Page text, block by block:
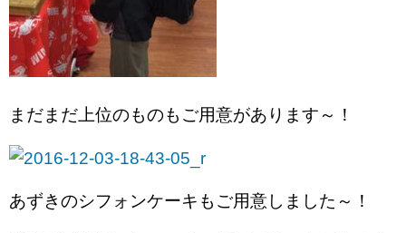
まだまだ上位のものもご用意があります～！
あずきのシフォンケーキもご用意しました～！